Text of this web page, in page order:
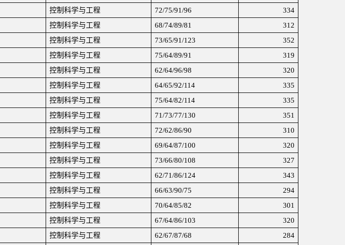
控制科学与工程 72/75/91/96
334
控制科学与工程 68/74/89/81
312
控制科学与工程 73/65/91/123
352
控制科学与工程 75/64/89/91
319
控制科学与工程 62/64/96/98
320
控制科学与工程 64/65/92/114
335
控制科学与工程 75/64/82/114
335
控制科学与工程 71/73/77/130
351
控制科学与工程 72/62/86/90
310
控制科学与工程 69/64/87/100
320
控制科学与工程 73/66/80/108
327
控制科学与工程 62/71/86/124
343
控制科学与工程 66/63/90/75
294
控制科学与工程 70/64/85/82
301
控制科学与工程 67/64/86/103
320
控制科学与工程 62/67/87/68
284